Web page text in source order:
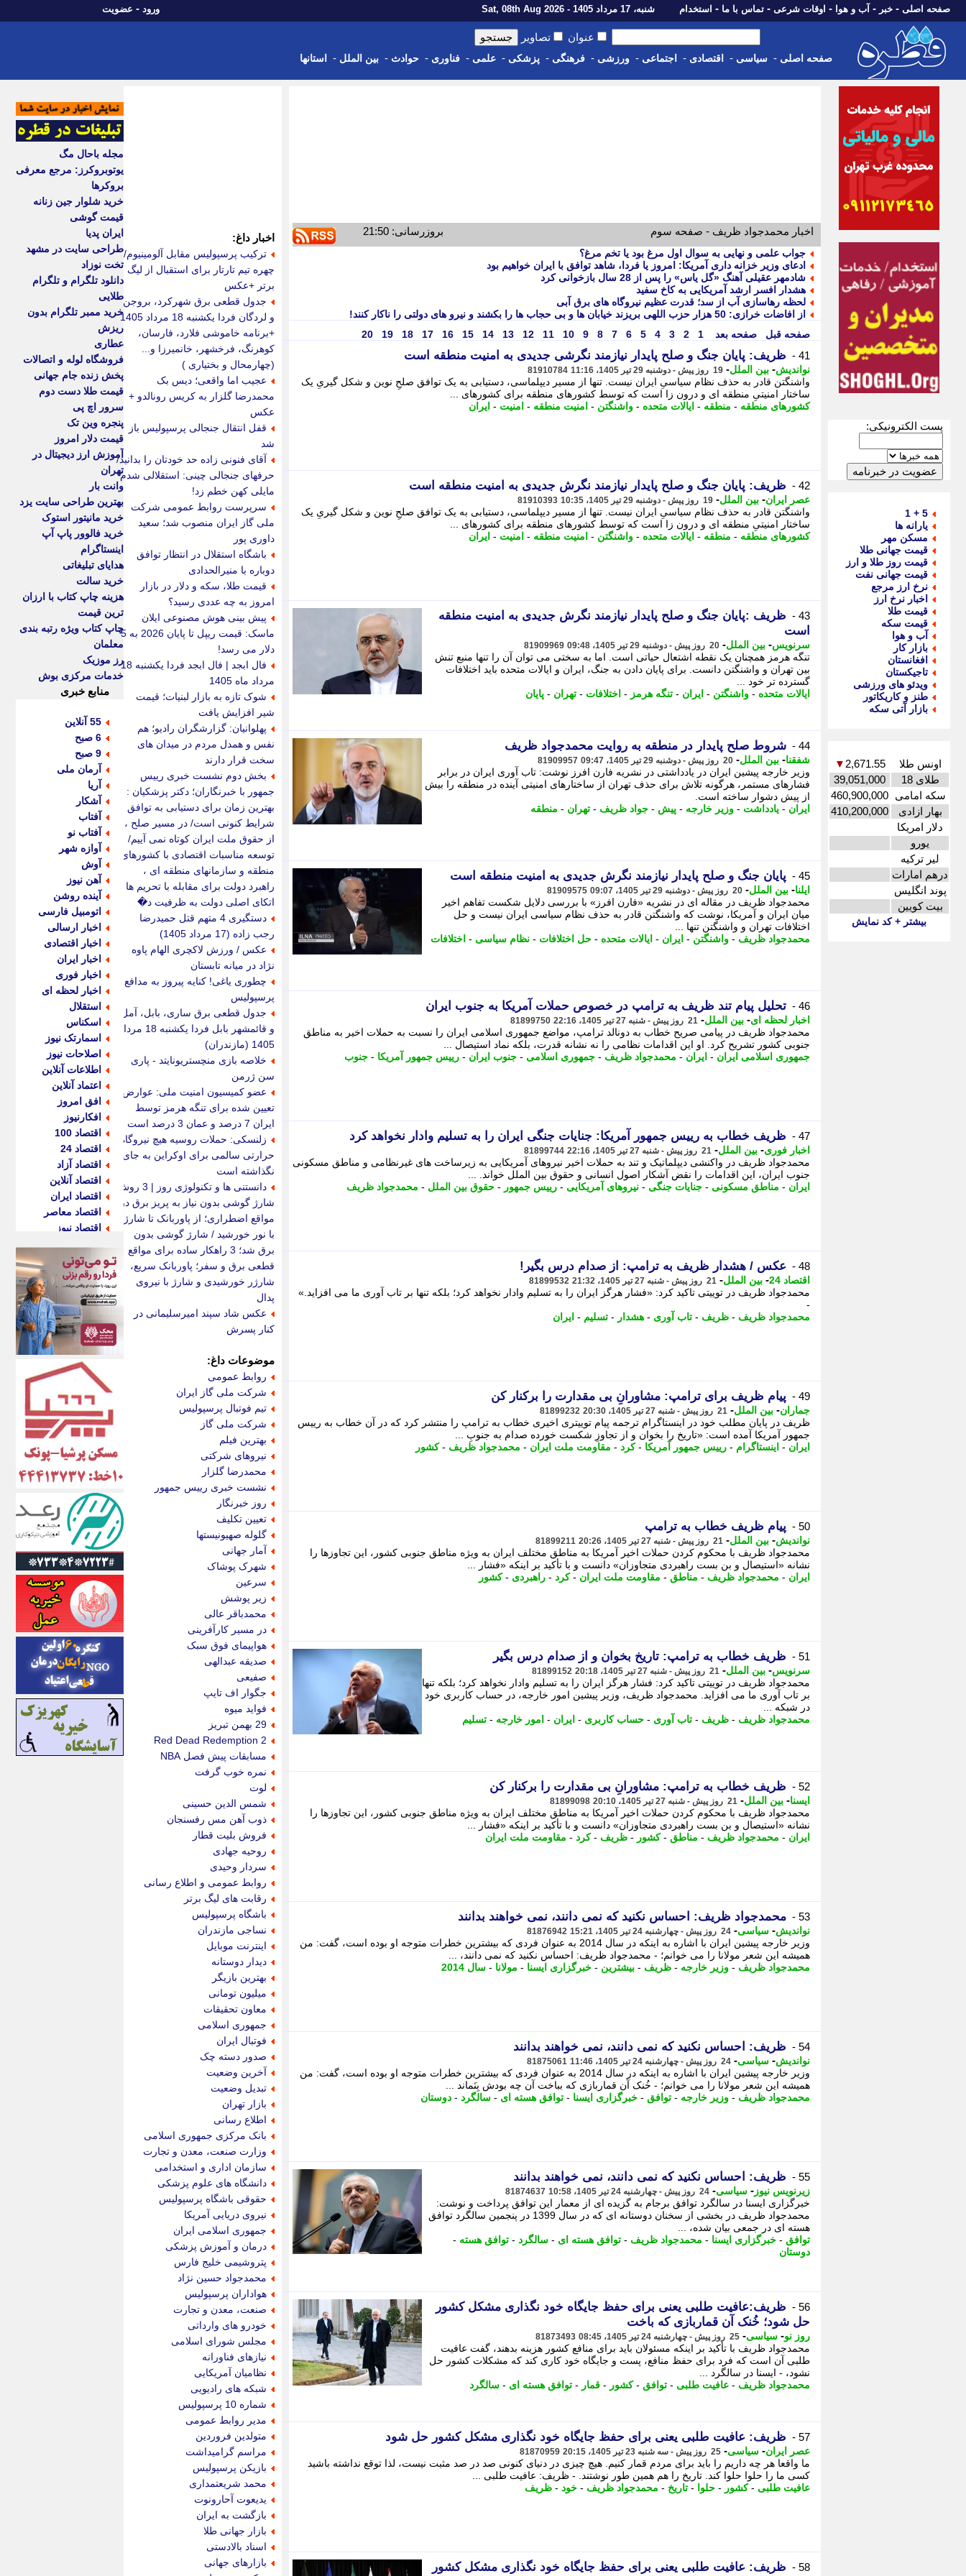
صفحه اصلی - خبر - آب و هوا - اوقات شرعی - تماس با ما - استخدام شنبه، 17 مرداد 1405 - Sat, 08th Aug 2026 ورود - عضویت
عنوان تصاویر
صفحه اصلی - سیاسی - اقتصادی - اجتماعی - ورزشی - فرهنگی - پزشکی - علمی - فناوری - حوادث - بین الملل - استانها
پست الکترونیکی:
5 + 1
یارانه ها
مسکن مهر
قیمت جهانی طلا
قیمت روز طلا و ارز
قیمت جهانی نفت
نرخ ارز مرجع
اخبار نرخ ارز
قیمت طلا
قیمت سکه
آب و هوا
بازار کار
افغانستان
تاجیکستان
ویدئو های ورزشی
طنز و کاریکاتور
بازار آتی سکه
اونس طلا 2,671.55
▼
طلای 18
39,051,000
سکه امامی 460,900,000
بهار ازادی
410,200,000
دلار امریکا
یورو
لیر ترکیه
درهم امارات
پوند انگلیس
بیت کویین
بیشتر + کد نمایش
اخبار محمدجواد ظریف - صفحه سوم بروزرسانی: 21:50
جواب علمی و نهایی به سوال اول مرغ بود یا تخم مرغ؟
ادعای وزیر خزانه داری آمریکا: امروز یا فردا، شاهد توافق با ایران خواهیم بود
شادمهر عقیلی آهنگ «گل یاس» را پس از 28 سال بازخوانی کرد
هشدار افسر ارشد آمریکایی به کاخ سفید
لحظه رهاسازی آب از سد؛ قدرت عظیم نیروگاه های برق آبی
از افاضات خرازی: 50 هزار حزب اللهی بریزند خیابان ها و بی حجاب ها را بکشند و نیرو های دولتی را ناکار کنند!
صفحه قبل
صفحه بعد 1
2
3
4
5
6
7
8
9
10
11
12
13
14
15
16
17
18
19
20
41 - ظریف: پایان جنگ و صلح پایدار نیازمند نگرشی جدیدی به امنیت منطقه است
نواندیش- بین الملل- 19 روز پیش - دوشنبه 29 تیر 1405، 11:16 81910784
واشنگتن قادر به حذف نظام سیاسیِ ایران نیست. تنها از مسیر دیپلماسی، دستیابی به یک توافق صلحِ نوین و شکل گیریِ یک
ساختار امنیتیِ منطقه ای و درون زا است که توسط کشورهای منطقه برای کشورهای ...
کشورهای منطقه - منطقه - ایالات متحده - واشنگتن - امنیت منطقه - امنیت - ایران
42 - ظریف: پایان جنگ و صلح پایدار نیازمند نگرش جدیدی به امنیت منطقه است
عصر ایران- بین الملل- 19 روز پیش - دوشنبه 29 تیر 1405، 10:35 81910393
واشنگتن قادر به حذف نظام سیاسیِ ایران نیست. تنها از مسیر دیپلماسی، دستیابی به یک توافق صلحِ نوین و شکل گیریِ یک
ساختار امنیتیِ منطقه ای و درون زا است که توسط کشورهای منطقه برای کشورهای ...
کشورهای منطقه - منطقه - ایالات متحده - واشنگتن - امنیت منطقه - امنیت - ایران
43 -
ظریف :پایان جنگ و صلح پایدار نیازمند نگرش جدیدی به امنیت منطقه
است
سرنویس- بین الملل- 20 روز پیش - دوشنبه 29 تیر 1405، 09:48 81909969
تنگه هرمز همچنان یک نقطه اشتعال حیاتی است. اما به سختی می توان آن را تنها منبع تنش
بین تهران و واشنگتن دانست. برای پایان دادن به جنگ، ایران و ایالات متحده باید اختلافات
گسترده تر خود ...
ایالات متحده - واشنگتن - ایران - تنگه هرمز - اختلافات - تهران - پایان
44 - شروط صلح پایدار در منطقه به روایت محمدجواد ظریف
شفقنا- بین الملل- 20 روز پیش - دوشنبه 29 تیر 1405، 09:47 81909957
وزیر خارجه پیشین ایران در یادداشتی در نشریه فارن افرز نوشت: تاب آوری ایران در برابر
فشارهای مستمر، هرگونه تلاش برای حذف تهران از ساختارهای امنیتی آینده در منطقه را بیش
از پیش دشوار ساخته است.
ایران - یادداشت - وزیر خارجه - پیش - جواد ظریف - تهران - منطقه
45 - پایان جنگ و صلح پایدار نیازمند نگرش جدیدی به امنیت منطقه است
ایلنا- بین الملل- 20 روز پیش - دوشنبه 29 تیر 1405، 09:07 81909575
محمدجواد ظریف در مقاله ای در نشریه «فارن افرز» با بررسی دلایل شکست تفاهم اخیر
میان ایران و آمریکا، نوشت که واشنگتن قادر به حذف نظام سیاسی ایران نیست و حل
اختلافات تهران و واشنگتن تنها ...
محمدجواد ظریف - واشنگتن - ایران - ایالات متحده - حل اختلافات - نظام سیاسی - اختلافات
46 - تحلیل پیام تند ظریف به ترامپ در خصوص حملات آمریکا به جنوب ایران
اخبار لحظه ای- بین الملل- 21 روز پیش - شنبه 27 تیر 1405، 22:16 81899750
محمدجواد ظریف در پیامی صریح خطاب به دونالد ترامپ، مواضع جمهوری اسلامی ایران را نسبت به حملات اخیر به مناطق
جنوبی کشور تشریح کرد. او این اقدامات نظامی را نه نشانه قدرت، بلکه نماد استیصال ...
جمهوری اسلامی ایران - ایران - محمدجواد ظریف - جمهوری اسلامی - جنوب ایران - رییس جمهور آمریکا - جنوب
47 - ظریف خطاب به رییس جمهور آمریکا: جنایات جنگی ایران را به تسلیم وادار نخواهد کرد
اخبار فوری- بین الملل- 21 روز پیش - شنبه 27 تیر 1405، 22:16 81899744
محمدجواد ظریف در واکنشی دیپلماتیک و تند به حملات اخیر نیروهای آمریکایی به زیرساخت های غیرنظامی و مناطق مسکونی
جنوب ایران، این اقدامات را نقض آشکار اصول انسانی و حقوق بین الملل خواند. ...
ایران - مناطق مسکونی - جنایات جنگی - نیروهای آمریکایی - رییس جمهور - حقوق بین الملل - محمدجواد ظریف
48 - عکس / هشدار ظریف به ترامپ: از صدام درس بگیر!
اقتصاد 24 - بین الملل- 21 روز پیش - شنبه 27 تیر 1405، 21:32 81899532
محمدجواد ظریف در توییتی تاکید کرد: «فشار هرگز ایران را به تسلیم وادار نخواهد کرد؛ بلکه تنها بر تاب آوری ما می افزاید.»
-
محمدجواد ظریف - ظریف - تاب آوری - هشدار - تسلیم - ایران
49 - پیام ظریف برای ترامپ: مشاورانِ بی مقدارت را برکنار کن
جماران- بین الملل- 21 روز پیش - شنبه 27 تیر 1405، 20:30 81899232
ظریف در پایان مطلب خود در اینستاگرام ترجمه پیام توییتری اخیری خطاب به ترامپ را منتشر کرد که در آن خطاب به رییس
جمهور آمریکا آمده است: «تاریخ را بخوان و از تجاوزِ شکست خورده صدام به جنوبِ ...
ایران - اینستاگرام - رییس جمهور آمریکا -کرد - مقاومت ملت ایران - محمدجواد ظریف -کشور
50 - پیام ظریف خطاب به ترامپ
نواندیش- بین الملل- 21 روز پیش - شنبه 27 تیر 1405، 20:26 81899211
محمدجواد ظریف با محکوم کردن حملات اخیر آمریکا به مناطق مختلف ایران به ویژه مناطق جنوبی کشور، این تجاوزها را
نشانه «استیصال و بن بست راهبردی متجاوزان» دانست و با تأکید بر اینکه «فشار ...
ایران - محمدجواد ظریف - مناطق - مقاومت ملت ایران -کرد - راهبردی -کشور
51 - ظریف خطاب به ترامپ: تاریخ بخوان و از صدام درس بگیر
سرنویس- بین الملل- 21 روز پیش - شنبه 27 تیر 1405، 20:18 81899152
محمدجواد ظریف در توییتی تاکید کرد: فشار هرگز ایران را به تسلیم وادار نخواهد کرد؛ بلکه تنها
بر تاب آوری ما می افزاید. محمدجواد ظریف، وزیر پیشین امور خارجه، در حساب کاربری خود
در شبکه ...
محمدجواد ظریف - ظریف - تاب آوری - حساب کاربری - ایران - امور خارجه - تسلیم
52 - ظریف خطاب به ترامپ: مشاورانِ بی مقدارت را برکنار کن
ایسنا- بین الملل- 21 روز پیش - شنبه 27 تیر 1405، 20:10 81899098
محمدجواد ظریف با محکوم کردن حملات اخیر آمریکا به مناطق مختلف ایران به ویژه مناطق جنوبی کشور، این تجاوزها را
نشانه «استیصال و بن بست راهبردی متجاوزان» دانست و با تأکید بر اینکه «فشار ...
ایران - محمدجواد ظریف - مناطق -کشور - ظریف -کرد - مقاومت ملت ایران
53 - محمدجواد ظریف: احساس نکنید که نمی دانند، نمی خواهند بدانند
نواندیش- سیاسی- 24 روز پیش - چهارشنبه 24 تیر 1405، 15:21 81876942
وزیر خارجه پیشین ایران با اشاره به اینکه در سال 2014 به عنوان فردی که بیشترین خطرات متوجه او بوده است، گفت: من
همیشه این شعر مولانا را می خوانم؛ - محمدجواد ظریف: احساس نکنید که نمی دانند، ...
محمدجواد ظریف - وزیر خارجه - ظریف - بیشترین - خبرگزاری ایسنا - مولانا - سال 2014
54 - ظریف: احساس نکنید که نمی دانند، نمی خواهند بدانند
نواندیش- سیاسی- 24 روز پیش - چهارشنبه 24 تیر 1405، 11:46 81875061
وزیر خارجه پیشین ایران با اشاره به اینکه در سال 2014 به عنوان فردی که بیشترین خطرات متوجه او بوده است، گفت: من
همیشه این شعر مولانا را می خوانم؛ - خُنک آن قماربازی که بباخت آن چه بودش بِنَماند ...
محمدجواد ظریف - وزیر خارجه - توافق - خبرگزاری ایسنا - توافق هسته ای - سالگرد - دوستان
55 - ظریف: احساس نکنید که نمی دانند، نمی خواهند بدانند
زیرنویس نیوز - سیاسی- 24 روز پیش - چهارشنبه 24 تیر 1405، 10:58 81874637
خبرگزاری ایسنا در سالگرد توافق برجام به گزیده ای از معمار این توافق پرداخت و نوشت:
محمدجواد ظریف در بخشی از سخنان دوستانه ای که در سال 1399 در پنجمین سالگرد توافق
هسته ای در جمعی بیان شده، ...
توافق - خبرگزاری ایسنا - محمدجواد ظریف - توافق هسته ای - سالگرد - توافق هسته -
دوستان
56 -
ظریف:عافیت طلبی یعنی برای حفظ جایگاه خود نگذاری مشکل کشور
حل شود؛ خُنک آن قماربازی که باخت
روز نو- سیاسی- 25 روز پیش - چهارشنبه 24 تیر 1405، 08:45 81873493
محمدجواد ظریف با تأکید بر اینکه مسئولان باید برای منافع کشور هزینه بدهند، گفت عافیت
طلبی آن است که فرد برای حفظ منافع، پست و جایگاه خود کاری کند که مشکلات کشور حل
نشود، - ایسنا در سالگرد ...
محمدجواد ظریف - عافیت طلبی - توافق -کشور - قمار - توافق هسته ای - سالگرد
57 - ظریف: عافیت طلبی یعنی برای حفظ جایگاه خود نگذاری مشکل کشور حل شود
عصر ایران- سیاسی- 25 روز پیش - سه شنبه 23 تیر 1405، 20:15 81870959
ما واقعا هر چه داریم را باید برای مردم قمار کنیم. هیچ چیزی در دنیای کنونی صد در صد مثبت نیست، لذا توقع نداشته باشید
کسی ما را حلوا حلوا کند. تاریخ را هم همین طور نوشتند. - ظریف: عافیت طلبی ...
عافیت طلبی -کشور - حلوا - تاریخ - محمدجواد ظریف - خود - ظریف
58 -
ظریف: عافیت طلبی یعنی برای حفظ جایگاه خود نگذاری مشکل کشور
اخبار داغ:
ترکیب پرسپولیس مقابل آلومینیوم/
چهره تیم تارتار برای استقبال از لیگ
برتر +عکس
جدول قطعی برق شهرکرد، بروجن
و لردگان فردا یکشنبه 18 مرداد 1405
+برنامه خاموشی فلارد، فارسان،
کوهرنگ، فرخشهر، خانمیرزا و...
(چهارمحال و بختیاری )
عجیب اما واقعی؛ دیس بک
محمدرضا گلزار به کریس رونالدو +
عکس
قفل انتقال جنجالی پرسپولیس باز
شد
آقای فنونی زاده حد خودتان را بدانید/
حرفهای جنجالی چینی: استقلالی شدم
مایلی کهن خطم زد!
سرپرست روابط عمومی شرکت
ملی گاز ایران منصوب شد؛ سعید
داوری پور
باشگاه استقلال در انتظار توافق
دوباره با منیرالحدادی
قیمت طلا، سکه و دلار در بازار
امروز به چه عددی رسید؟
پیش بینی هوش مصنوعی ایلان
ماسک: قیمت ریپل تا پایان 2026 به 5
دلار می رسد!
فال ابجد | فال ابجد فردا یکشنبه 18
مرداد ماه 1405
شوک تازه به بازار لبنیات؛ قیمت
شیر افزایش یافت
پهلوانیان: گزارشگران رادیو؛ هم
نفس و همدل مردم در میدان های
سخت قرار دارند
بخش دوم نشست خبری رییس
جمهور با خبرنگاران؛ دکتر پزشکیان :
بهترین زمان برای دستیابی به توافق
شرایط کنونی است/ در مسیر صلح ،
از حقوق ملت ایران کوتاه نمی آییم/
توسعه مناسبات اقتصادی با کشورهای
منطقه و سازمانهای منطقه ای ،
راهبرد دولت برای مقابله با تحریم ها /
اتکای اصلی دولت به ظرفیت د�
دستگیری 4 متهم قتل حمیدرضا
رجب زاده (17 مرداد 1405)
عکس / ورزش لاکچری الهام پاوه
نژاد در میانه تابستان
چطوری یاغی! کنایه پیروز به مدافع
پرسپولیس
جدول قطعی برق ساری، بابل، آمل
و قائمشهر بابل فردا یکشنبه 18 مرداد
1405 (مازندران)
خلاصه بازی منچستریونایتد - پاری
سن ژرمن
عضو کمیسیون امنیت ملی: عوارض
تعیین شده برای تنگه هرمز توسط
ایران 7 درصد و عمان 3 درصد است
زلنسکی: حملات روسیه هیچ نیروگاه
حرارتی سالمی برای اوکراین به جای
نگذاشته است
دانستنی ها و تکنولوژی روز | 3 روش
شارژ گوشی بدون نیاز به پریز برق در
مواقع اضطراری؛ از پاوربانک تا شارژ
با نور خورشید / شارژ گوشی بدون
برق شد؛ 3 راهکار ساده برای مواقع
قطعی برق و سفر؛ پاوربانک سریع،
شارژر خورشیدی و شارژ با نیروی
پدال
عکس شاد سپند امیرسلیمانی در
کنار پسرش
موضوعات داغ:
روابط عمومی
شرکت ملی گاز ایران
تیم فوتبال پرسپولیس
شرکت ملی گاز
بهترین فیلم
نیروهای شرکتی
محمدرضا گلزار
نشست خبری رییس جمهور
روز خبرنگار
تعیین تکلیف
گلوله صهیونیستها
آمار جهانی
شهرک پوشاک
سرعین
زیر پوشش
محمدباقر عالی
در مسیر کارآفرینی
هواپیمای فوق سبک
صدیقه عبدالهی
صفیعی
جگوار اف تایپ
فواید میوه
29 بهمن تبریز
Red Dead Redemption 2
مسابقات پیش فصل NBA
نمره خوب گرفت
لوت
شمس الدین حسینی
ذوب آهن مس رفسنجان
فروش بلیت قطار
روحیه جهادی
سردار وحیدی
روابط عمومی و اطلاع رسانی
رقابت های لیگ برتر
باشگاه پرسپولیس
نساجی مازندران
اینترنت موبایل
دیدار دوستانه
بهترین بازیگر
میلیون تومانی
معاون تحقیقات
جمهوری اسلامی
فوتبال ایران
صدور دسته چک
آخرین وضعیت
تبدیل وضعیت
بازار تهران
اطلاع رسانی
بانک مرکزی جمهوری اسلامی
وزارت صنعت، معدن و تجارت
سازمان اداری و استخدامی
دانشگاه های علوم پزشکی
حقوقی باشگاه پرسپولیس
نیروی دریایی آمریکا
جمهوری اسلامی ایران
درمان و آموزش پزشکی
پتروشیمی خلیج فارس
محمدجواد حسین نژاد
هواداران پرسپولیس
صنعت، معدن و تجارت
خودرو های وارداتی
مجلس شورای اسلامی
نیازهای فناورانه
نظامیان آمریکایی
شبکه های رادیویی
شماره 10 پرسپولیس
مدیر روابط عمومی
متولدین فروردین
مراسم گرامیداشت
بازیکن پرسپولیس
محمد شریعتمداری
یدیعوت آحارونوت
بازگشت به ایران
بازار جهانی طلا
اسناد بالادستی
بازارهای جهانی
مجله باحال مگ
یوتوبروکرز: مرجع معرفی
بروکرها
خرید شلوار جین زنانه
قیمت گوشی
ایران پدیا
طراحی سایت در مشهد
تخت نوزاد
دانلود تلگرام و تلگرام
طلایی
خرید ممبر تلگرام بدون
ریزش
عطاری
فروشگاه لوله و اتصالات
پخش زنده جام جهانی
قیمت طلا دست دوم
سرور اچ پی
پنجره وین تک
قیمت دلار امروز
آموزش ارز دیجیتال در
تهران
وانت بار
بهترین طراحی سایت یزد
خرید مانیتور استوک
خرید فالوور پاپ آپ
اینستاگرام
هدایای تبلیغاتی
خرید سالت
هزینه چاپ کتاب با ارزان
ترین قیمت
چاپ کتاب ویژه رتبه بندی
معلمان
رز موزیک
خدمات مرکزی بوش
منابع خبری
55 آنلاین
6 صبح
9 صبح
آرمان ملی
آریا
آشکار
آفتاب
آفتاب نو
آوازه شهر
آوش
آهن نیوز
آینده روشن
اتومبیل فارسی
اخبار ارسالی
اخبار اقتصادی
اخبار ایران
اخبار فوری
اخبار لحظه ای
استقلال
اسکناس
اسمارتک نیوز
اصلاحات نیوز
اطلاعات آنلاین
اعتماد آنلاین
افق امروز
افکارنیوز
اقتصاد 100
اقتصاد 24
اقتصاد آزاد
اقتصاد آنلاین
اقتصاد ایران
اقتصاد معاصر
اقتصاد نیوز
اکوفارس
اکونگار
اکونیوز
الف
انتشار آنلاین
اندیشه قرن
اندیشه معاصر
اندیشه ها
انرژی پرس
ای استخدام
ایتنا
ایراف
ایران آرت
ایران آنلاین
ایران زندگی
ایران فوری
ایرانی روز
ایرانیتال
ایرنا
ایسکانیوز
ایسنا
ایکنا
ایلنا
اینتیتر
ایونا نیوز
بازتاب آنلاین
باشگاه خبرنگاران
باغستان نیوز
بامبوک
ببین و بخون
بدینسان
بنکر